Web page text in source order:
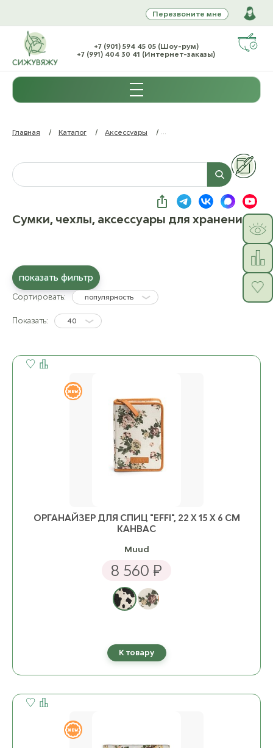
Перезвоните мне
+7 (901) 594 45 05 (Шоу-рум)
+7 (991) 404 30 41 (Интернет-заказы)
Главная / Каталог / Аксессуары /
Сумки, чехлы, аксессуары для хранения
показать фильтр
Сортировать: популярность
Показать: 40
ОРГАНАЙЗЕР ДЛЯ СПИЦ "EFFI", 22 Х 15 Х 6 СМ
КАНВАС
Muud
8 560 ₽
К товару